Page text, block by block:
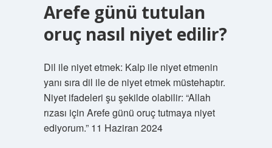
Arefe günü tutulan
oruç nasıl niyet edilir?
Dil ile niyet etmek: Kalp ile niyet etmenin
yanı sıra dil ile de niyet etmek müstehaptır.
Niyet ifadeleri şu şekilde olabilir: “Allah
rızası için Arefe günü oruç tutmaya niyet
ediyorum.” 11 Haziran 2024